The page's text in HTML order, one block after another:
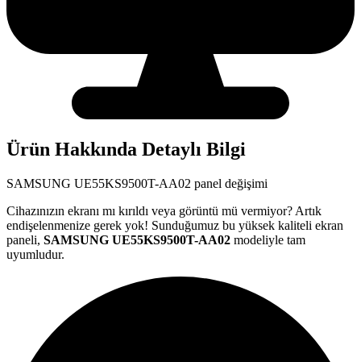
Ürün Hakkında Detaylı Bilgi
SAMSUNG UE55KS9500T-AA02 panel değişimi
Cihazınızın ekranı mı kırıldı veya görüntü mü vermiyor? Artık
endişelenmenize gerek yok! Sunduğumuz bu yüksek kaliteli ekran
paneli, SAMSUNG UE55KS9500T-AA02 modeliyle tam
uyumludur.